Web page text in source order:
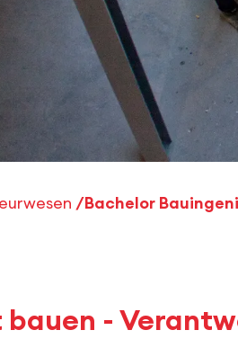
Bachelor
bauen -